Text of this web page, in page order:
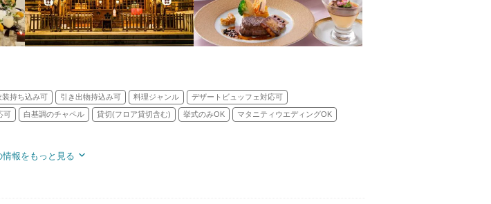
装持ち込み可 引き出物持込み可 料理ジャンル デザートビュッフェ対応可
可 白基調のチャペル 貸切(フロア貸切含む) 挙式のみOK マタニティウエディングOK
情報をもっと見る